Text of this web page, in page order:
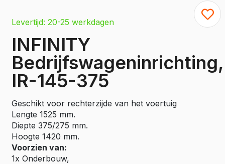
Levertijd: 20-25 werkdagen
INFINITY
Bedrijfswageninrichting,
IR-145-375
Geschikt voor rechterzijde van het voertuig
Lengte 1525 mm.
Diepte 375/275 mm.
Hoogte 1420 mm.
Voorzien van:
1x Onderbouw,